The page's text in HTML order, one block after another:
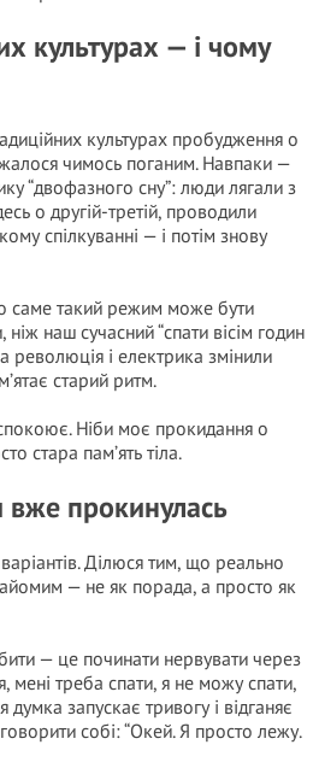
культурах — і чому
культурах пробудження о
чимось поганим. Навпаки —
“двофазного сну”: люди лягали з
о другій-третій, проводили
спілкуванні — і потім знову
саме такий режим може бути
наш сучасний “спати вісім годин
революція і електрика змінили
старий ритм.
Ніби моє прокидання о
стара пам’ять тіла.
прокинулась
Ділюся тим, що реально
— не як порада, а просто як
— це починати нервувати через
мені треба спати, я не можу спати,
запускає тривогу і відганяє
собі: “Окей. Я просто лежу.